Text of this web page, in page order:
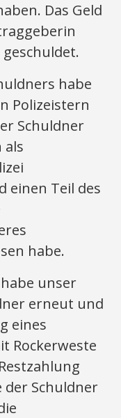
Das Geld
habe
Polizeistern
Schuldner
als
einen Teil des
habe.
unser
erneut und
eines
Rockerweste
der Schuldner